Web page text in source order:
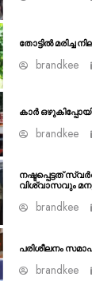
തോട്ടിൽ മരിച്ച
brandkee
കാർ
brandkee
നഷ്ടപ്പെട്ടത്
വിശ്വാസവും
brandkee
പരിശീലനം
brandkee